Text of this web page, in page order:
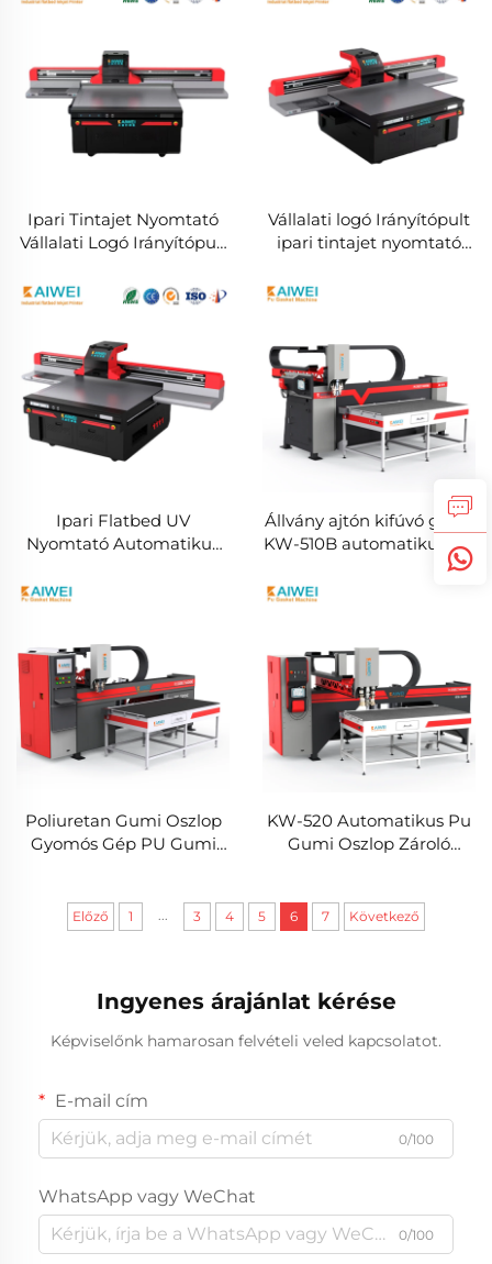
Ipari Tintajet Nyomtató
Vállalati Logó Irányítópult
Kiemelkedő
Nyomtatással
Vállalati logó Irányítópult
ipari tintajet nyomtató
Digitális Gép Új Állapot
Ipari Flatbed UV
Nyomtató Automatikus
Vállalati Logó
Állvány ajtón kifúvó gép a
KW-510B automatikus PU
kifúvó gyűrű gép PU
kifúvó rendszer
Poliuretan Gumi Oszlop
Gyomós Gép PU Gumi
KW-520 Automatikus Pu
Gumi Oszlop Zároló
Zároló Töltő Gép
Előző 1 3 4 5 6 7 Következő
Ingyenes árajánlat kérése
Képviselőnk hamarosan felvételi veled kapcsolatot.
E-mail cím
0/100
WhatsApp vagy WeChat
0/100